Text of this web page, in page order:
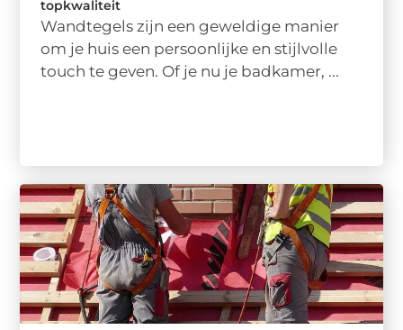
topkwaliteit
Wandtegels zijn een geweldige manier
om je huis een persoonlijke en stijlvolle
touch te geven. Of je nu je badkamer, ...